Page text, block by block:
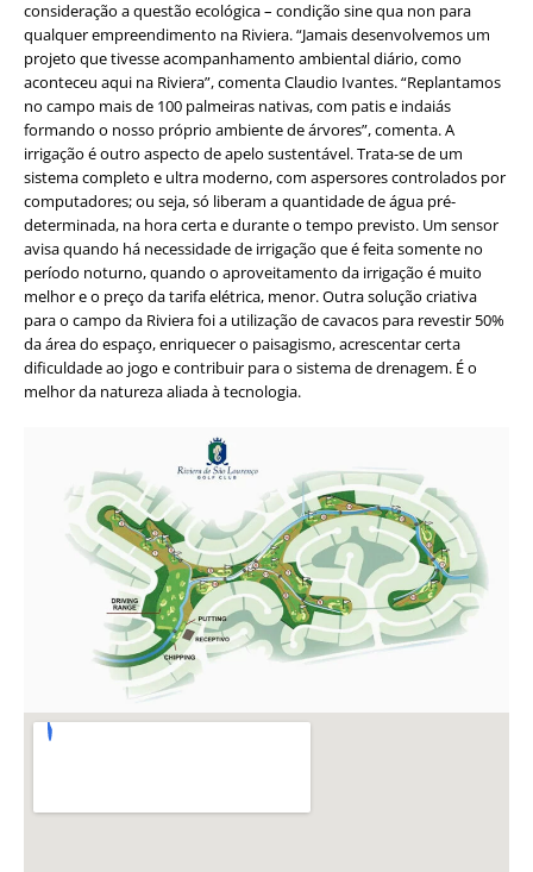
consideração a questão ecológica – condição sine qua non para
qualquer empreendimento na Riviera. “Jamais desenvolvemos um
projeto que tivesse acompanhamento ambiental diário, como
aconteceu aqui na Riviera”, comenta Claudio Ivantes. “Replantamos
no campo mais de 100 palmeiras nativas, com patis e indaiás
formando o nosso próprio ambiente de árvores”, comenta. A
irrigação é outro aspecto de apelo sustentável. Trata-se de um
sistema completo e ultra moderno, com aspersores controlados por
computadores; ou seja, só liberam a quantidade de água pré-
determinada, na hora certa e durante o tempo previsto. Um sensor
avisa quando há necessidade de irrigação que é feita somente no
período noturno, quando o aproveitamento da irrigação é muito
melhor e o preço da tarifa elétrica, menor. Outra solução criativa
para o campo da Riviera foi a utilização de cavacos para revestir 50%
da área do espaço, enriquecer o paisagismo, acrescentar certa
dificuldade ao jogo e contribuir para o sistema de drenagem. É o
melhor da natureza aliada à tecnologia.